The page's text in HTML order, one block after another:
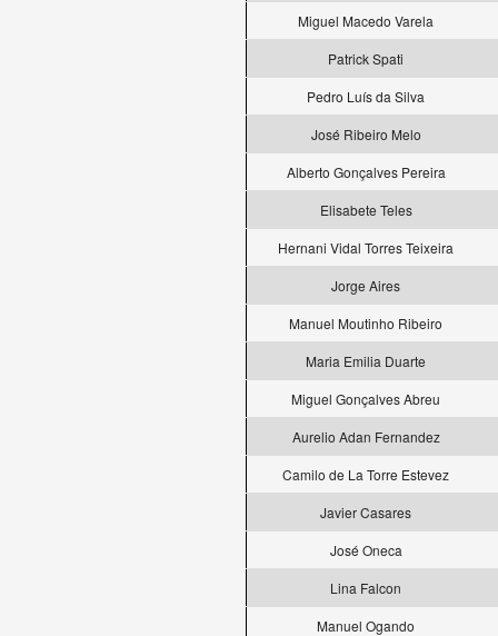
Miguel Macedo Varela
Patrick Spati
Pedro Luís da Silva
José Ribeiro Melo
Alberto Gonçalves Pereira
Elisabete Teles
Hernani Vidal Torres Teixeira
Jorge Aires
Manuel Moutinho Ribeiro
Maria Emilia Duarte
Miguel Gonçalves Abreu
Aurelio Adan Fernandez
Camilo de La Torre Estevez
Javier Casares
José Oneca
Lina Falcon
Manuel Ogando